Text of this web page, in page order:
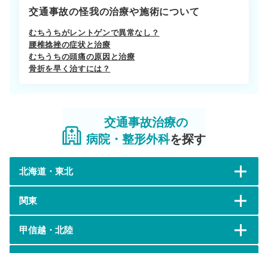
交通事故の怪我の治療や施術について
むちうちがレントゲンで異常なし？
腰椎捻挫の症状と治療
むちうちの頭痛の原因と治療
骨折を早く治すには？
交通事故治療の
病院・整形外科を探す
北海道・東北
関東
甲信越・北陸